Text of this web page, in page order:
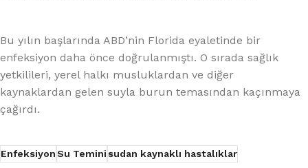
Bu yılın başlarında ABD’nin Florida eyaletinde bir
enfeksiyon daha önce doğrulanmıştı. O sırada sağlık
yetkilileri, yerel halkı musluklardan ve diğer
kaynaklardan gelen suyla burun temasından kaçınmaya
çağırdı.
EnfeksiyonSu Teminisudan kaynaklı hastalıklar